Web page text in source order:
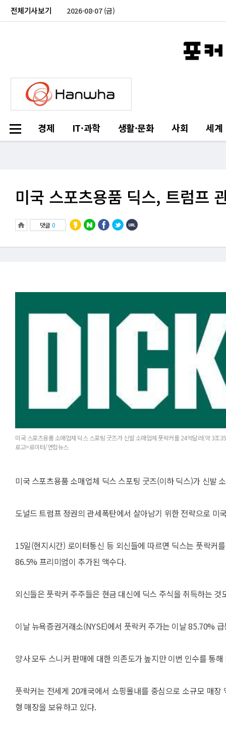
전체기사보기 2026-08-07 (금)
경제 IT·과학 생활·문화 사회 세계
미국 스포츠용품 딕스, 트럼프
댓글 0
미국 스포츠용품 소매업체 딕스 스포팅 굿즈가 신발 소매업체 풋락커를 24억달러(약 3조
로고=로이터/연합뉴스
미국 스포츠용품 소매업체 딕스 스포팅 굿즈(이하 딕스)가 신발
도널드 트럼프 정권의 관세폭탄에서 살아남기 위한 전략으로
15일(현지시간) 로이터통신 등 외신들에 따르면 딕스는 풋락커
86.5% 프리미엄이 추가된 액수다.
외신들은 풋락커 주주들은 현금 대신에 딕스 주식을 취득하는 것
이날 뉴욕증권거래소(NYSE)에서 풋락커 주가는 이날 85.70%
양사 모두 스니커 판매에 대한 의존도가 높지만 이번 인수를 통
풋락커는 전세게 20개국에서 쇼핑몰내를 중심으로 소규모 매
형 매장을 보유하고 있다.